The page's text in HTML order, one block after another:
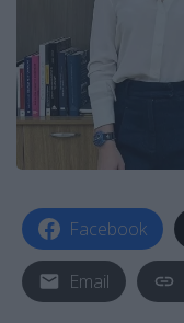
Facebook
Email